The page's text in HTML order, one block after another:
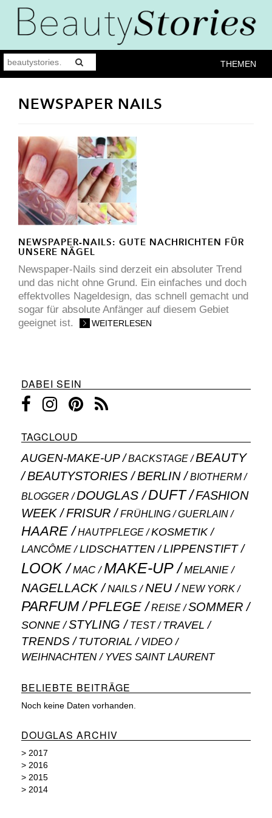
THEMEN
NEWSPAPER NAILS
NEWSPAPER-NAILS: GUTE NACHRICHTEN FÜR
UNSERE NÄGEL
Newspaper-Nails sind derzeit ein absoluter Trend
und das nicht ohne Grund. Ein einfaches und doch
effektvolles Nageldesign, das schnell gemacht und
sogar für absolute Anfänger auf diesem Gebiet
geeignet ist.
WEITERLESEN
DABEI SEIN
TAGCLOUD
AUGEN-MAKE-UP BACKSTAGE BEAUTY
BEAUTYSTORIES BERLIN
BIOTHERM
BLOGGER
DOUGLAS DUFT
FASHION
WEEK
FRISUR FRÜHLING GUERLAIN
HAARE HAUTPFLEGE
KOSMETIK
LANCÔME
LIDSCHATTEN LIPPENSTIFT
LOOK MAC MAKE-UP MELANIE
NAGELLACK NAILS NEU NEW YORK
PARFUM PFLEGE REISE SOMMER
SONNE STYLING TEST TRAVEL
TRENDS TUTORIAL VIDEO
WEIHNACHTEN YVES SAINT LAURENT
BELIEBTE BEITRÄGE
Noch keine Daten vorhanden.
DOUGLAS ARCHIV
> 2017
> 2016
> 2015
> 2014